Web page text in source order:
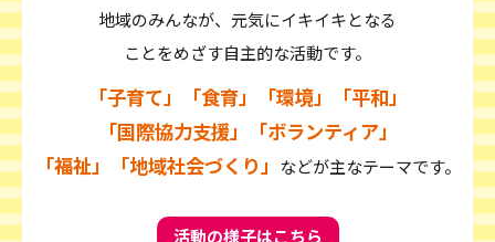
地域のみんなが、元気にイキイキとなる
ことをめざす自主的な活動です。
「子育て」「食育」「環境」「平和」
「国際協力支援」「ボランティア」
「福祉」「地域社会づくり」
などが主なテーマです。
活動の様子はこちら